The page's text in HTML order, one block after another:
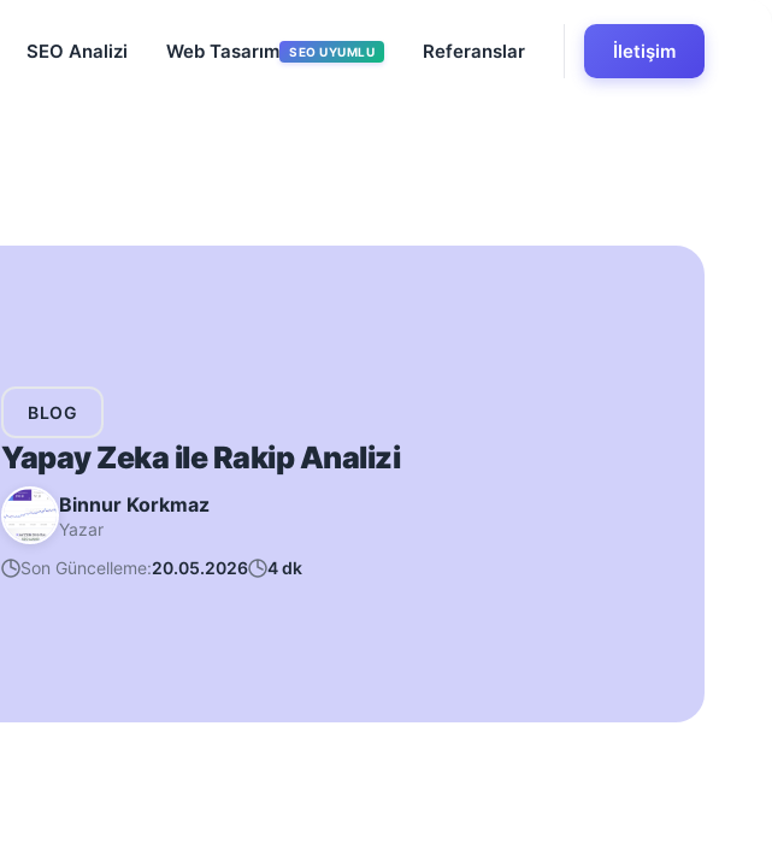
SEO Analizi Web Tasarım SEO UYUMLU Referanslar İletişim
BLOG
Yapay Zeka ile Rakip Analizi
Binnur Korkmaz
Yazar
Son Güncelleme:20.05.2026 4 dk